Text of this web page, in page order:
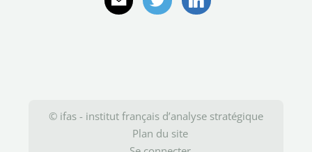
© ifas - institut français d’analyse stratégique
Plan du site